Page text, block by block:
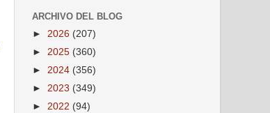
ARCHIVO DEL BLOG
► 2026 (207)
► 2025 (360)
► 2024 (356)
► 2023 (349)
► 2022 (94)